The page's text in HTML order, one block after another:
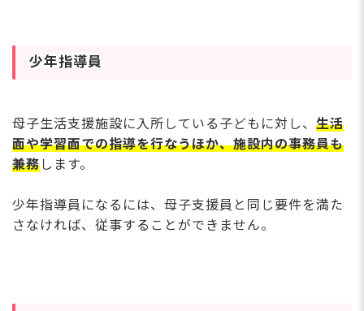
少年指導員
母子生活支援施設に入所している子どもに対し、 生活
面や学習面での指導を行なうほか、施設内の事務員も
兼務します。
少年指導員になるには、母子支援員と同じ要件を満た
さなければ、従事することができません。